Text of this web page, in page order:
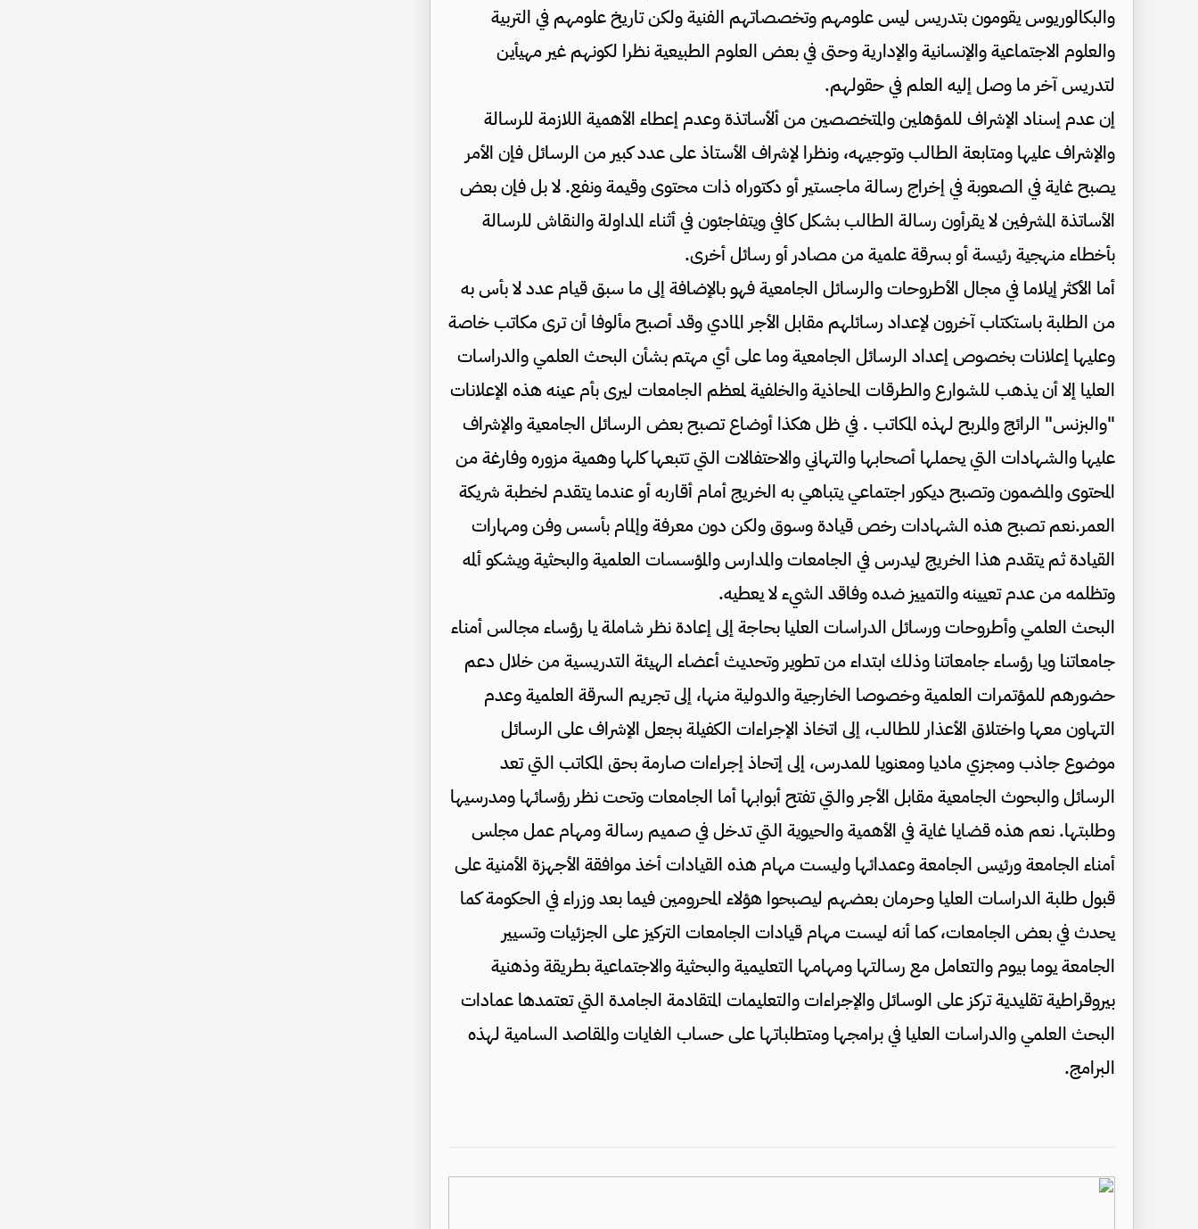
والبكالوريوس يقومون بتدريس ليس علومهم وتخصصاتهم الفنية ولكن تاريخ علومهم في التربية
والعلوم الاجتماعية والإنسانية والإدارية وحتى في بعض العلوم الطبيعية نظرا لكونهم غير مهيأين
لتدريس آخر ما وصل إليه العلم في حقولهم.
إن عدم إسناد الإشراف للمؤهلين والمتخصصين من ألأساتذة وعدم إعطاء الأهمية اللازمة للرسالة
والإشراف عليها ومتابعة الطالب وتوجيهه، ونظرا لإشراف الأستاذ على عدد كبير من الرسائل فإن الأمر
يصبح غاية في الصعوبة في إخراج رسالة ماجستير أو دكتوراه ذات محتوى وقيمة ونفع. لا بل فإن بعض
الأساتذة المشرفين لا يقرأون رسالة الطالب بشكل كافي ويتفاجئون في أثناء المداولة والنقاش للرسالة
بأخطاء منهجية رئيسة أو بسرقة علمية من مصادر أو رسائل أخرى.
أما الأكثر إيلاما في مجال الأطروحات والرسائل الجامعية فهو بالإضافة إلى ما سبق قيام عدد لا بأس به
من الطلبة باستكتاب آخرون لإعداد رسائلهم مقابل الأجر المادي وقد أصبح مألوفا أن ترى مكاتب خاصة
وعليها إعلانات بخصوص إعداد الرسائل الجامعية وما على أي مهتم بشأن البحث العلمي والدراسات
العليا إلا أن يذهب للشوارع والطرقات المحاذية والخلفية لمعظم الجامعات ليرى بأم عينه هذه الإعلانات
"والبزنس" الرائج والمربح لهذه المكاتب . في ظل هكذا أوضاع تصبح بعض الرسائل الجامعية والإشراف
عليها والشهادات التي يحملها أصحابها والتهاني والاحتفالات التي تتبعها كلها وهمية مزوره وفارغة من
المحتوى والمضمون وتصبح ديكور اجتماعي يتباهي به الخريج أمام أقاربه أو عندما يتقدم لخطبة شريكة
العمر.نعم تصبح هذه الشهادات رخص قيادة وسوق ولكن دون معرفة وإلمام بأسس وفن ومهارات
القيادة ثم يتقدم هذا الخريج ليدرس في الجامعات والمدارس والمؤسسات العلمية والبحثية ويشكو ألمه
وتظلمه من عدم تعيينه والتمييز ضده وفاقد الشيء لا يعطيه.
البحث العلمي وأطروحات ورسائل الدراسات العليا بحاجة إلى إعادة نظر شاملة يا رؤساء مجالس أمناء
جامعاتنا ويا رؤساء جامعاتنا وذلك ابتداء من تطوير وتحديث أعضاء الهيئة التدريسية من خلال دعم
حضورهم للمؤتمرات العلمية وخصوصا الخارجية والدولية منها، إلى تجريم السرقة العلمية وعدم
التهاون معها واختلاق الأعذار للطالب، إلى اتخاذ الإجراءات الكفيلة بجعل الإشراف على الرسائل
موضوع جاذب ومجزي ماديا ومعنويا للمدرس، إلى إتحاذ إجراءات صارمة بحق المكاتب التي تعد
الرسائل والبحوث الجامعية مقابل الأجر والتي تفتح أبوابها أما الجامعات وتحت نظر رؤسائها ومدرسيها
وطلبتها. نعم هذه قضايا غاية في الأهمية والحيوية التي تدخل في صميم رسالة ومهام عمل مجلس
أمناء الجامعة ورئيس الجامعة وعمدائها وليست مهام هذه القيادات أخذ موافقة الأجهزة الأمنية على
قبول طلبة الدراسات العليا وحرمان بعضهم ليصبحوا هؤلاء المحرومين فيما بعد وزراء في الحكومة كما
يحدث في بعض الجامعات، كما أنه ليست مهام قيادات الجامعات التركيز على الجزئيات وتسيير
الجامعة يوما بيوم والتعامل مع رسالتها ومهامها التعليمية والبحثية والاجتماعية بطريقة وذهنية
بيروقراطية تقليدية تركز على الوسائل والإجراءات والتعليمات المتقادمة الجامدة التي تعتمدها عمادات
البحث العلمي والدراسات العليا في برامجها ومتطلباتها على حساب الغايات والمقاصد السامية لهذه
البرامج.